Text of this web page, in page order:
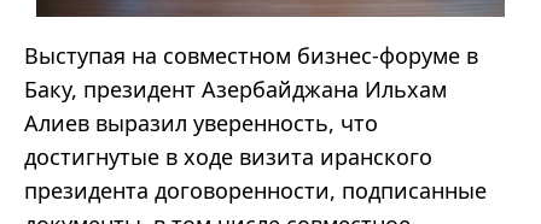
Выступая на совместном бизнес-форуме в
Баку, президент Азербайджана Ильхам
Алиев выразил уверенность, что
достигнутые в ходе визита иранского
президента договоренности, подписанные